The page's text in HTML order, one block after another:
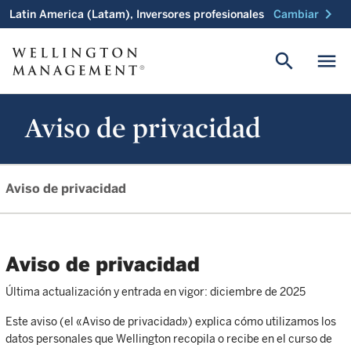
Latin America (Latam), Inversores profesionales Cambiar chevron_right
menu
search
Aviso de privacidad
Aviso de privacidad
Aviso de privacidad
Última actualización y entrada en vigor: diciembre de 2025
Este aviso (el «Aviso de privacidad») explica cómo utilizamos los
datos personales que Wellington recopila o recibe en el curso de